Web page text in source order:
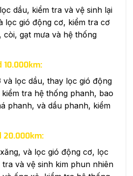
dầu, kiểm tra và vệ sinh lại
lọc gió động cơ, kiểm tra cơ
còi, gạt mưa và hệ thống
10.000km:
và lọc dầu, thay lọc gió động
tra hệ thống phanh, bao
phanh, và dầu phanh, kiểm
20.000km:
và lọc gió động cơ, lọc
tra và vệ sinh kim phun nhiên